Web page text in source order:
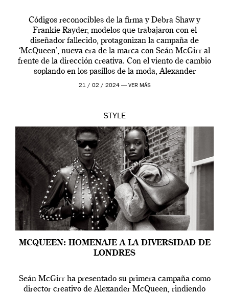
Códigos reconocibles de la firma y Debra Shaw y
Frankie Rayder, modelos que trabajaron con el
diseñador fallecido, protagonizan la campaña de
‘McQueen’, nueva era de la marca con Seán McGirr al
frente de la dirección creativa. Con el viento de cambio
soplando en los pasillos de la moda, Alexander
McQueen se prepara para una […]
21 / 02 / 2024 — VER MÁS
STYLE
MCQUEEN: HOMENAJE A LA DIVERSIDAD DE
LONDRES
Seán McGirr ha presentado su primera campaña como
director creativo de Alexander McQueen, rindiendo